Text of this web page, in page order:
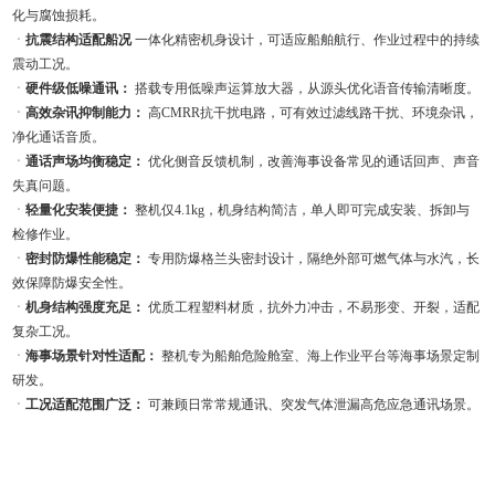
化与腐蚀损耗。
ㆍ抗震结构适配船况一体化精密机身设计，可适应船舶航行、作业过程中的持续
震动工况。
ㆍ硬件级低噪通讯： 搭载专用低噪声运算放大器，从源头优化语音传输清晰度。
ㆍ高效杂讯抑制能力： 高CMRR抗干扰电路，可有效过滤线路干扰、环境杂讯，
净化通话音质。
ㆍ通话声场均衡稳定： 优化侧音反馈机制，改善海事设备常见的通话回声、声音
失真问题。
ㆍ轻量化安装便捷： 整机仅4.1kg，机身结构简洁，单人即可完成安装、拆卸与
检修作业。
ㆍ密封防爆性能稳定： 专用防爆格兰头密封设计，隔绝外部可燃气体与水汽，长
效保障防爆安全性。
ㆍ机身结构强度充足： 优质工程塑料材质，抗外力冲击，不易形变、开裂，适配
复杂工况。
ㆍ海事场景针对性适配： 整机专为船舶危险舱室、海上作业平台等海事场景定制
研发。
ㆍ工况适配范围广泛： 可兼顾日常常规通讯、突发气体泄漏高危应急通讯场景。